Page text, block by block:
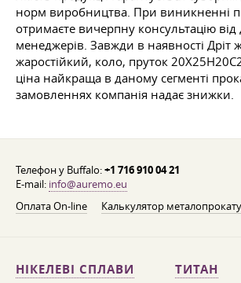
норм виробництва. При виникненні
отримаєте вичерпну консультацію від
менеджерів. Завжди в наявності Дріт
жаростійкий, коло, пруток
ціна найкраща в даному сегменті
замовленнях компанія надає знижки.
Телефон у Buffalo:+1 716 910 04 21
E-mail: info@auremo.eu
Оплата On-line
Калькулятор металопрокату
НІКЕЛЕВІ СПЛАВИ ТИТАН